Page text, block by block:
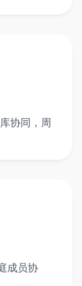
协同，周
成员协